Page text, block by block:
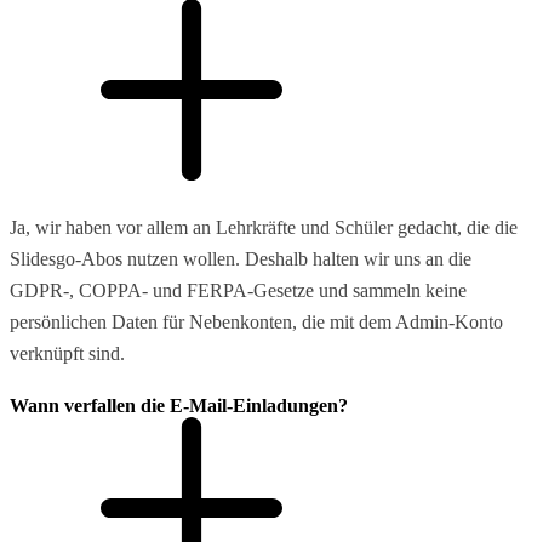
Ja, wir haben vor allem an Lehrkräfte und Schüler gedacht, die die
Slidesgo-Abos nutzen wollen. Deshalb halten wir uns an die
GDPR-, COPPA- und FERPA-Gesetze und sammeln keine
persönlichen Daten für Nebenkonten, die mit dem Admin-Konto
verknüpft sind.
Wann verfallen die E-Mail-Einladungen?